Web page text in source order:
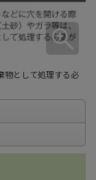
物として処理する必